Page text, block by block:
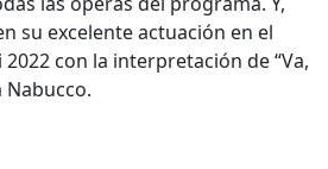
su excelente actuación en el
con la interpretación de “Va,
Nabucco.